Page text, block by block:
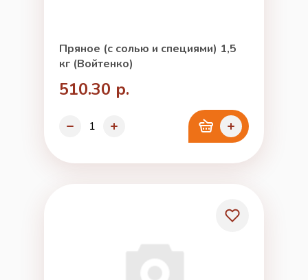
Пряное (с солью и специями) 1,5
кг (Войтенко)
510.30 р.